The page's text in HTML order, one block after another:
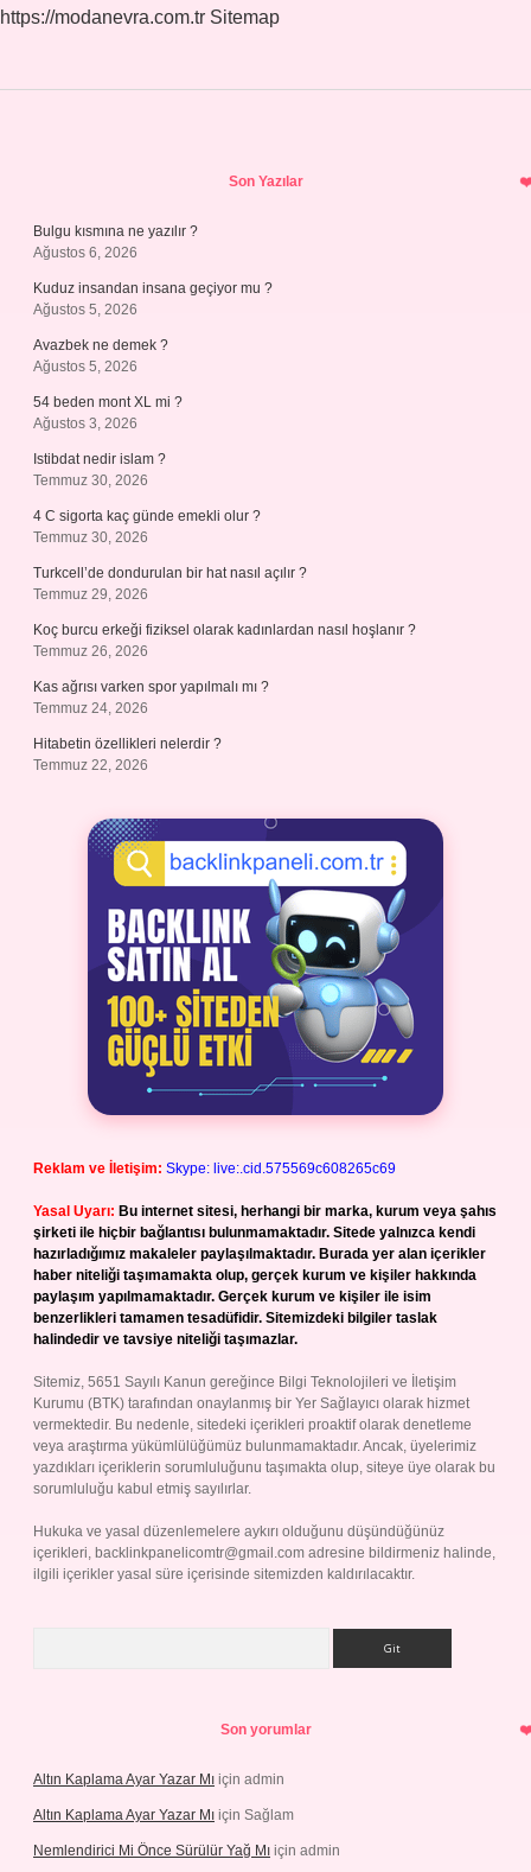
https://modanevra.com.tr Sitemap
Son Yazılar
Bulgu kısmına ne yazılır ?
Ağustos 6, 2026
Kuduz insandan insana geçiyor mu ?
Ağustos 5, 2026
Avazbek ne demek ?
Ağustos 5, 2026
54 beden mont XL mi ?
Ağustos 3, 2026
Istibdat nedir islam ?
Temmuz 30, 2026
4 C sigorta kaç günde emekli olur ?
Temmuz 30, 2026
Turkcell’de dondurulan bir hat nasıl açılır ?
Temmuz 29, 2026
Koç burcu erkeği fiziksel olarak kadınlardan nasıl hoşlanır ?
Temmuz 26, 2026
Kas ağrısı varken spor yapılmalı mı ?
Temmuz 24, 2026
Hitabetin özellikleri nelerdir ?
Temmuz 22, 2026
Reklam ve İletişim: Skype: live:.cid.575569c608265c69
Yasal Uyarı: Bu internet sitesi, herhangi bir marka, kurum veya şahıs
şirketi ile hiçbir bağlantısı bulunmamaktadır. Sitede yalnızca kendi
hazırladığımız makaleler paylaşılmaktadır. Burada yer alan içerikler
haber niteliği taşımamakta olup, gerçek kurum ve kişiler hakkında
paylaşım yapılmamaktadır. Gerçek kurum ve kişiler ile isim
benzerlikleri tamamen tesadüfidir. Sitemizdeki bilgiler taslak
halindedir ve tavsiye niteliği taşımazlar.
Sitemiz, 5651 Sayılı Kanun gereğince Bilgi Teknolojileri ve İletişim
Kurumu (BTK) tarafından onaylanmış bir Yer Sağlayıcı olarak hizmet
vermektedir. Bu nedenle, sitedeki içerikleri proaktif olarak denetleme
veya araştırma yükümlülüğümüz bulunmamaktadır. Ancak, üyelerimiz
yazdıkları içeriklerin sorumluluğunu taşımakta olup, siteye üye olarak bu
sorumluluğu kabul etmiş sayılırlar.
Hukuka ve yasal düzenlemelere aykırı olduğunu düşündüğünüz
içerikleri, backlinkpanelicomtr@gmail.com adresine bildirmeniz halinde,
ilgili içerikler yasal süre içerisinde sitemizden kaldırılacaktır.
Son yorumlar
Altın Kaplama Ayar Yazar Mı için admin
Altın Kaplama Ayar Yazar Mı için Sağlam
Nemlendirici Mi Önce Sürülür Yağ Mı için admin